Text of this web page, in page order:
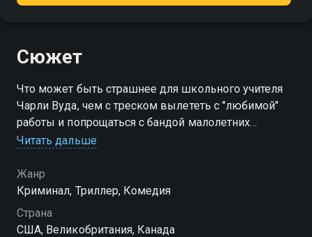
Сюжет
Что может быть страшнее для школьного учителя
Чарли Вуда, чем с треском вылететь с "любимой"
работы и попрощаться с бандой малолетних
спиногрызов? Только сидеть на шее у своей жены-
лице
Читать дальше
Жанр
Криминал, Триллер, Комедия
Страна
США, Великобритания, Канада